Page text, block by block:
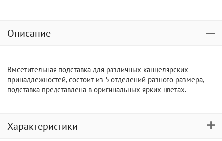
Описание
Вмсетительная подставка для различных канцелярских
принадлежностей, состоит из 5 отделений разного размера,
подставка представлена в оригинальных ярких цветах.
Характеристики